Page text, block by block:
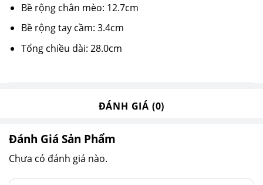
Bề rộng chân mèo: 12.7cm
Bề rộng tay cầm: 3.4cm
Tổng chiều dài: 28.0cm
ĐÁNH GIÁ (0)
Đánh Giá Sản Phẩm
Chưa có đánh giá nào.